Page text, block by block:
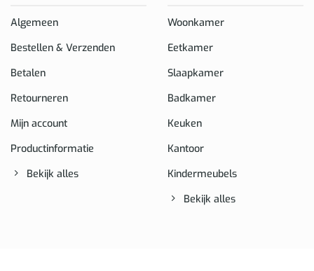
Algemeen
Bestellen & Verzenden
Betalen
Retourneren
Mijn account
Productinformatie
Bekijk alles
Woonkamer
Eetkamer
Slaapkamer
Badkamer
Keuken
Kantoor
Kindermeubels
Bekijk alles